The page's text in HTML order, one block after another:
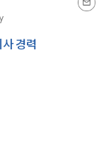
경력